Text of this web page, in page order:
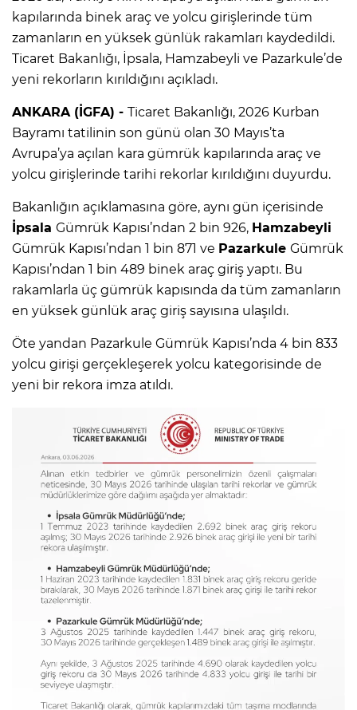
kapılarında binek araç ve yolcu girişlerinde tüm
zamanların en yüksek günlük rakamları kaydedildi.
Ticaret Bakanlığı, İpsala, Hamzabeyli ve Pazarkule’de
yeni rekorların kırıldığını açıkladı.
ANKARA (İGFA) - Ticaret Bakanlığı, 2026 Kurban
Bayramı tatilinin son günü olan 30 Mayıs’ta
Avrupa’ya açılan kara gümrük kapılarında araç ve
yolcu girişlerinde tarihi rekorlar kırıldığını duyurdu.
Bakanlığın açıklamasına göre, aynı gün içerisinde
İpsala Gümrük Kapısı’ndan 2 bin 926, Hamzabeyli
Gümrük Kapısı’ndan 1 bin 871 ve Pazarkule Gümrük
Kapısı’ndan 1 bin 489 binek araç giriş yaptı. Bu
rakamlarla üç gümrük kapısında da tüm zamanların
en yüksek günlük araç giriş sayısına ulaşıldı.
Öte yandan Pazarkule Gümrük Kapısı’nda 4 bin 833
yolcu girişi gerçekleşerek yolcu kategorisinde de
yeni bir rekora imza atıldı.